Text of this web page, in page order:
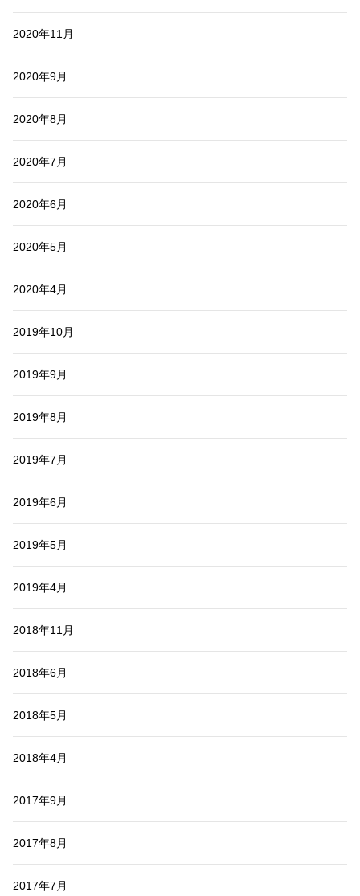
2020年11月
2020年9月
2020年8月
2020年7月
2020年6月
2020年5月
2020年4月
2019年10月
2019年9月
2019年8月
2019年7月
2019年6月
2019年5月
2019年4月
2018年11月
2018年6月
2018年5月
2018年4月
2017年9月
2017年8月
2017年7月